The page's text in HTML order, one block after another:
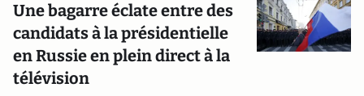
Une bagarre éclate entre des
candidats à la présidentielle
en Russie en plein direct à la
télévision